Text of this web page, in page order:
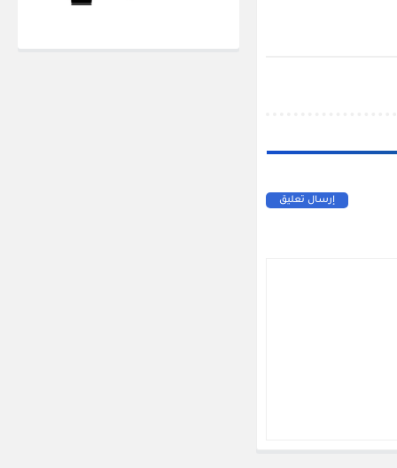
إرسال تعليق